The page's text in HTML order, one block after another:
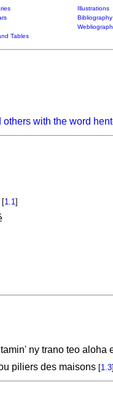
Illustrations
Bibliography
Tables
with the word
[1.1]
ny trano teo
piliers des maisons [1.3]